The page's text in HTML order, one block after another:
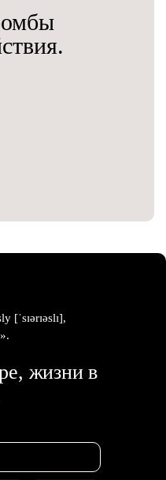
[ˈsɪərɪəslɪ],
жизни в